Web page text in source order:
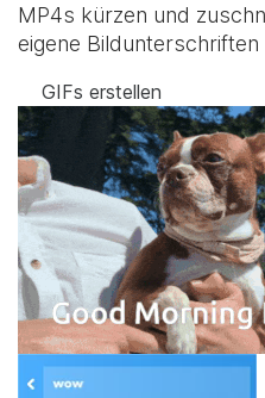
MP4s kürzen und
eigene Bildunterschriften
GIFs erstellen